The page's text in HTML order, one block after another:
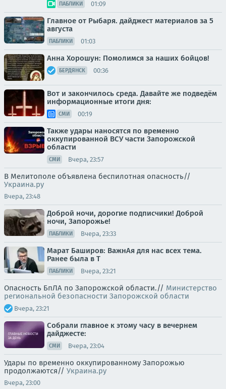
ПАБЛИКИ 01:09
Главное от Рыбаря. дайджест материалов за 5
августа
ПАБЛИКИ 01:03
Анна Хорошун: Помолимся за наших бойцов!
БЕРДЯНСК 00:36
Вот и закончилось среда. Давайте же подведём
информационные итоги дня:
СМИ 00:19
Также удары наносятся по временно
оккупированной ВСУ части Запорожской
области
СМИ Вчера, 23:57
В Мелитополе объявлена беспилотная опасность//
Украина.ру
Вчера, 23:48
Доброй ночи, дорогие подписчики! Доброй
ночи, Запорожье!
ПАБЛИКИ Вчера, 23:33
Марат Баширов: ВажнАя для нас всех тема.
Ранее была в Т
ПАБЛИКИ Вчера, 23:21
Опасность БпЛА по Запорожской области.// Министерство
региональной безопасности Запорожской области
Вчера, 23:21
Собрали главное к этому часу в вечернем
дайджесте:
СМИ Вчера, 23:04
Удары по временно оккупированному Запорожью
продолжаются// Украина.ру
Вчера, 23:00